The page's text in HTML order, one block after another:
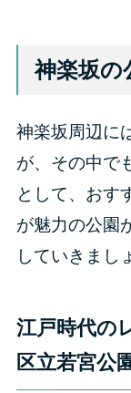
神楽坂の
神楽坂周辺に
が、その中で
として、おす
が魅力の公園
していきまし
江戸時代の
区立若宮公